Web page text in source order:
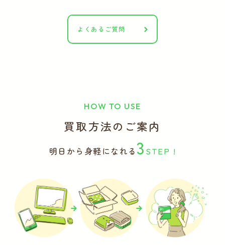
よくあるご質問
HOW TO USE
買取方法のご案内
明日から身軽になれる 3 STEP !